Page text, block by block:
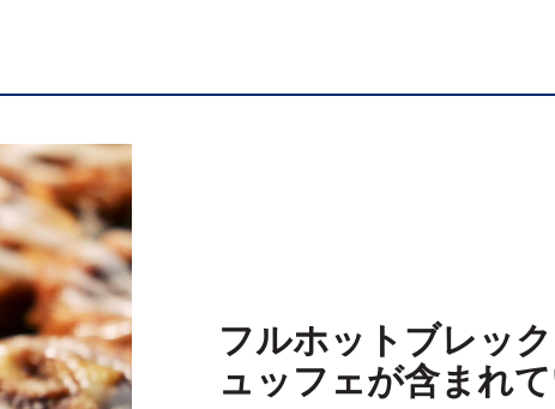
フルホットブレッ
ュッフェが含まれ